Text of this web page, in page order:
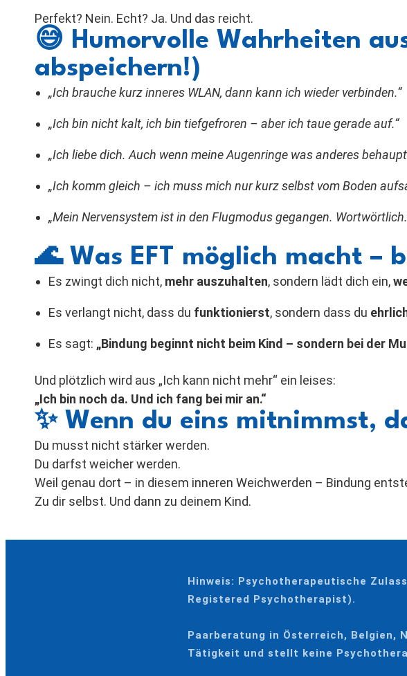
Perfekt? Nein. Echt? Ja. Und das reicht.
😅 Humorvolle Wahrheiten
abspeichern!)
„Ich brauche kurz inneres WLAN, dann kann ich wieder verbinden.“
„Ich bin nicht kalt, ich bin tiefgefroren – aber ich taue gerade auf.“
„Ich liebe dich. Auch wenn meine Augenringe was anderes
„Ich komm gleich – ich muss mich nur kurz selbst vom Boden
„Mein Nervensystem ist in den Flugmodus gegangen.
🌊 Was EFT möglich macht –
Es zwingt dich nicht, mehr auszuhalten, sondern lädt dich ein,
Es verlangt nicht, dass du funktionierst, sondern dass du
Es sagt: „Bindung beginnt nicht beim Kind – sondern bei der
Und plötzlich wird aus „Ich kann nicht mehr“ ein leises:
„Ich bin noch da. Und ich fang bei mir an.“
✨ Wenn du eins mitnimmst,
Du musst nicht stärker werden.
Du darfst weicher werden.
Weil genau dort – in diesem inneren Weichwerden – Bindung
Zu dir selbst. Und dann zu deinem Kind.
Hinweis: Psychotherapeutische
Registered Psychotherapist).
Paarberatung in Österreich, Belgien,
Tätigkeit und stellt keine